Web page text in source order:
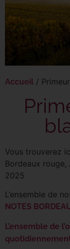
Accueil /
Vous trouverez
Bordeaux rouge,
2025
L’ensemble de
NOTES
L’ensemble de